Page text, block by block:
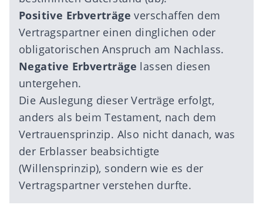
Positive Erbverträge verschaffen dem
Vertragspartner einen dinglichen oder
obligatorischen Anspruch am Nachlass.
Negative Erbverträge lassen diesen
untergehen.
Die Auslegung dieser Verträge erfolgt,
anders als beim Testament, nach dem
Vertrauensprinzip. Also nicht danach, was
der Erblasser beabsichtigte
(Willensprinzip), sondern wie es der
Vertragspartner verstehen durfte.